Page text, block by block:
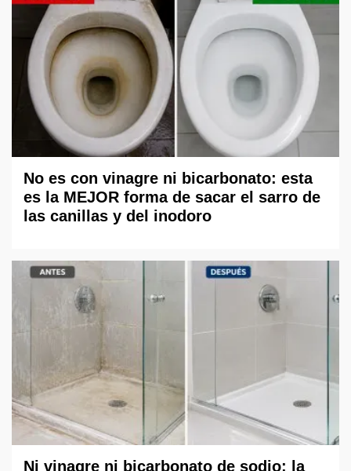
No es con vinagre ni bicarbonato: esta
es la MEJOR forma de sacar el sarro de
las canillas y del inodoro
Ni vinagre ni bicarbonato de sodio: la